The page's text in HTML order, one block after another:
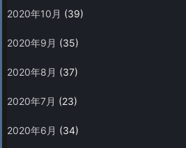
2020年10月 (39)
2020年9月 (35)
2020年8月 (37)
2020年7月 (23)
2020年6月 (34)